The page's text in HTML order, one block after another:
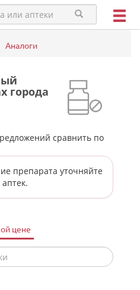
Аналоги
города
сравнить по
препарата уточняйте
цене